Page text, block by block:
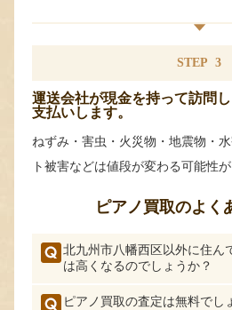
STEP 3
運送会社が現金を持って訪問
支払いします。
ねずみ・害虫・火災物・地震物・
ト被害などは値段が変わる可能性が
ピアノ買取のよく
北九州市八幡西区以外に住ん
は高くなるのでしょうか？
ピアノ買取の査定は無料でし